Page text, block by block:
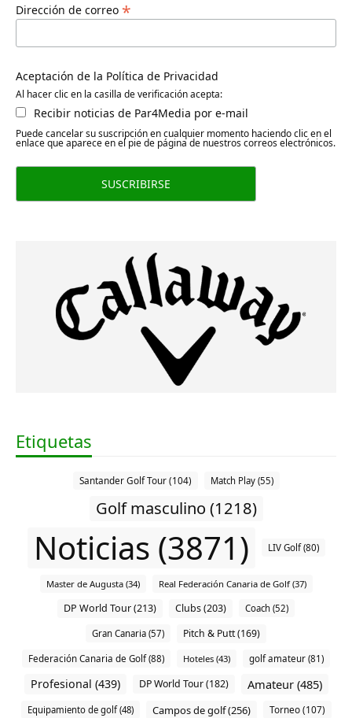
Dirección de correo *
Aceptación de la Política de Privacidad
Al hacer clic en la casilla de verificación acepta:
Recibir noticias de Par4Media por e-mail
Puede cancelar su suscripción en cualquier momento haciendo clic en el
enlace que aparece en el pie de página de nuestros correos electrónicos.
Etiquetas
Santander Golf Tour (104) Match Play (55)
Golf masculino (1218)
Noticias (3871) LIV Golf (80)
Master de Augusta (34) Real Federación Canaria de Golf (37)
DP World Tour (213) Clubs (203) Coach (52)
Gran Canaria (57) Pitch & Putt (169)
Federación Canaria de Golf (88) Hoteles (43) golf amateur (81)
Profesional (439) DP World Tour (182) Amateur (485)
Equipamiento de golf (48) Campos de golf (256) Torneo (107)